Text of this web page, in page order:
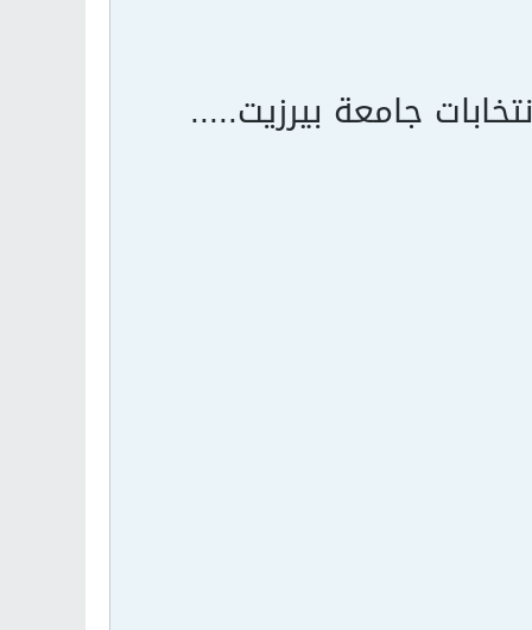
جامعة بيرزيت.....